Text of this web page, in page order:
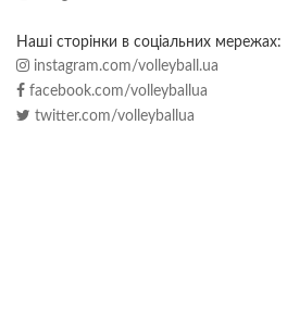
Наші сторінки в соціальних мережах:
instagram.com/volleyball.ua
facebook.com/volleyballua
twitter.com/volleyballua